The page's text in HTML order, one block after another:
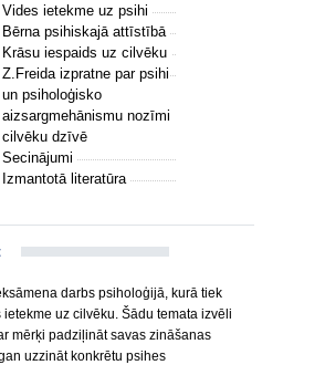
Vides ietekme uz psihi
Bērna psihiskajā attīstībā
Krāsu iespaids uz cilvēku
Z.Freida izpratne par psihi
un psiholoģisko
aizsargmehānismu nozīmi
cilvēku dzīvē
Secinājumi
Izmantotā literatūra
darbs psiholoģijā, kurā tiek
ietekme uz cilvēku. Šādu temata izvēli
mērķi padziļināt savas zināšanas
uzzināt konkrētu psihes